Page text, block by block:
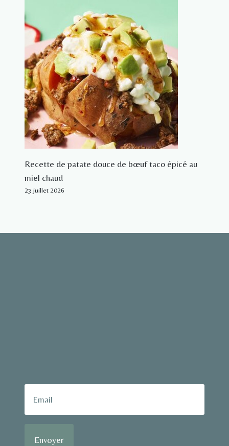
Recette de patate douce de bœuf taco épicé au
miel chaud
23 juillet 2026
Envoyer